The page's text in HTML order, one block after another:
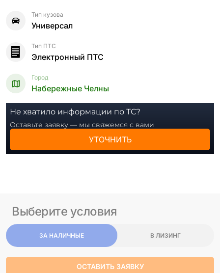
Тип кузова
Универсал
Тип ПТС
Электронный ПТС
Город
Набережные Челны
Не хватило информации по ТС?
Оставьте заявку — мы свяжемся с вами
УТОЧНИТЬ
Выберите условия
ЗА НАЛИЧНЫЕ В ЛИЗИНГ
ОСТАВИТЬ ЗАЯВКУ